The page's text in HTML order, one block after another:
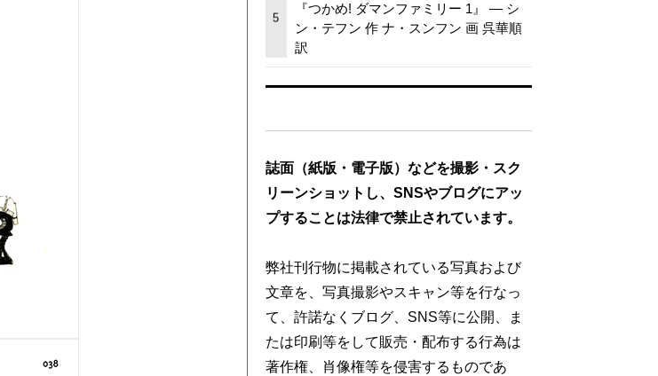
5
『つかめ! ダマンファミリー 1』 — シ
ン・テフン 作 ナ・スンフン 画 呉華順
訳
誌面（紙版・電子版）などを撮影・スク
リーンショットし、SNSやブログにアッ
プすることは法律で禁止されています。
弊社刊行物に掲載されている写真および
文章を、写真撮影やスキャン等を行なっ
て、許諾なくブログ、SNS等に公開、ま
たは印刷等をして販売・配布する行為は
著作権、肖像権等を侵害するものであ